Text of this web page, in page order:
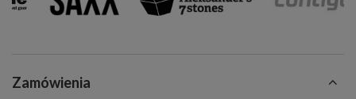
Zamówienia